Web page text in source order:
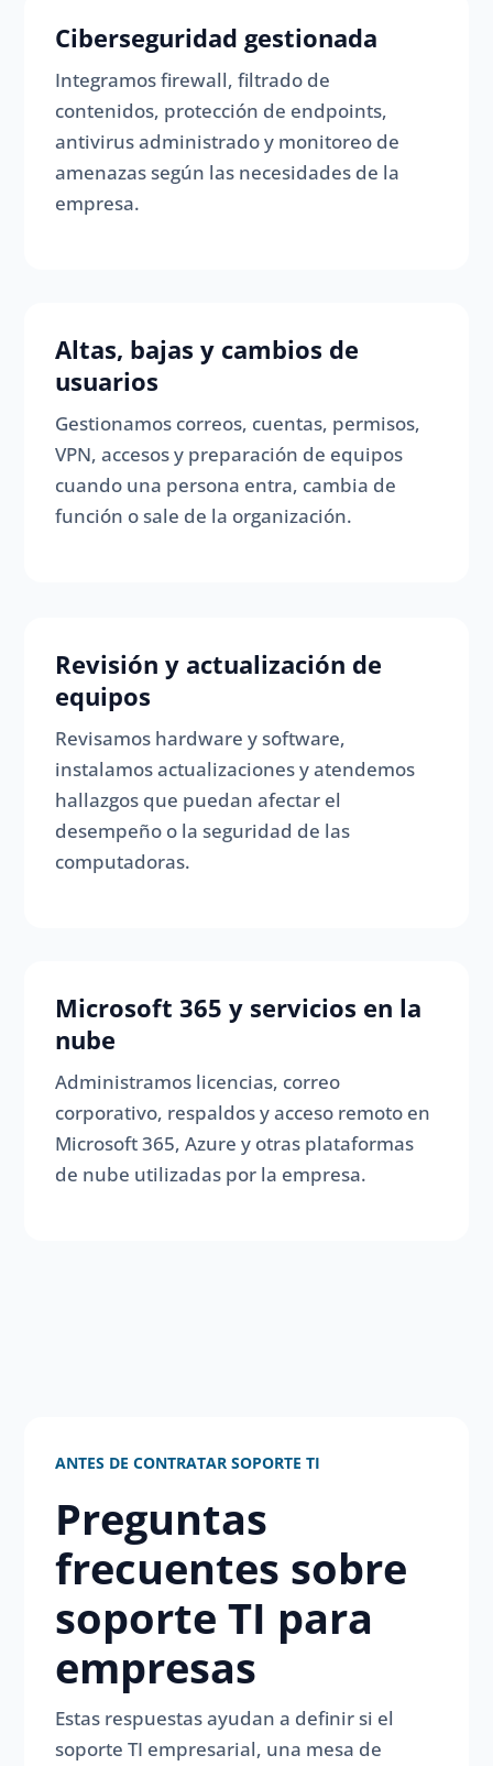
Ciberseguridad gestionada
Integramos firewall, filtrado de
contenidos, protección de endpoints,
antivirus administrado y monitoreo de
amenazas según las necesidades de la
empresa.
Altas, bajas y cambios de
usuarios
Gestionamos correos, cuentas, permisos,
VPN, accesos y preparación de equipos
cuando una persona entra, cambia de
función o sale de la organización.
Revisión y actualización de
equipos
Revisamos hardware y software,
instalamos actualizaciones y atendemos
hallazgos que puedan afectar el
desempeño o la seguridad de las
computadoras.
Microsoft 365 y servicios en la
nube
Administramos licencias, correo
corporativo, respaldos y acceso remoto en
Microsoft 365, Azure y otras plataformas
de nube utilizadas por la empresa.
ANTES DE CONTRATAR SOPORTE TI
Preguntas
frecuentes sobre
soporte TI para
empresas
Estas respuestas ayudan a definir si el
soporte TI empresarial, una mesa de